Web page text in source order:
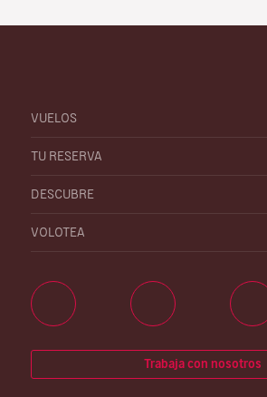
VUELOS
TU RESERVA
DESCUBRE
VOLOTEA
Trabaja con nosotros